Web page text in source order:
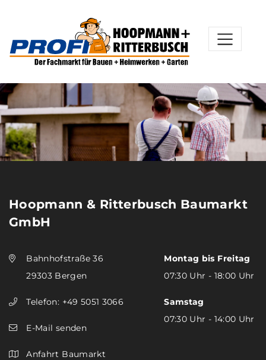
Hoopmann & Ritterbusch Baumarkt
GmbH
Bahnhofstraße 36
29303 Bergen
Telefon: +49 5051 3066
E-Mail senden
Anfahrt Baumarkt
Montag bis Freitag
07:30 Uhr - 18:00 Uhr
Samstag
07:30 Uhr - 14:00 Uhr